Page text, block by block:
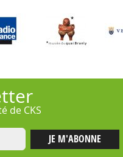
de CKS